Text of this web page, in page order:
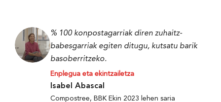
% 100 konpostagarriak diren zuhaitz-
babesgarriak egiten ditugu, kutsatu barik
basoberritzeko.
Enplegua eta ekintzailetza
Isabel Abascal
Compostree, BBK Ekin 2023 lehen saria